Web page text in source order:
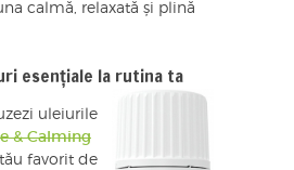
calmă, relaxată și plină
esențiale la rutina ta
uleiurile
& Calming
favorit de